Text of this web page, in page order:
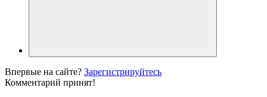
Впервые на сайте? Зарегистрируйтесь
Комментарий принят!